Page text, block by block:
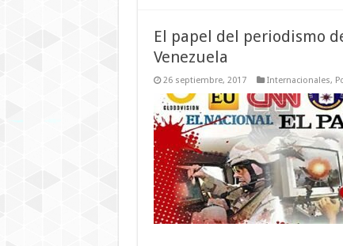
El papel del periodismo
Venezuela
26 septiembre, 2017 Internacionales,